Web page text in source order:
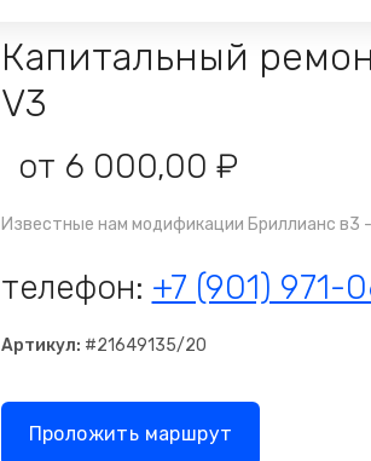
Капитальный
V3
от 6 000,00 ₽
Известные нам модификации Бриллианс в3 -
телефон: +7 (901) 971-
Артикул: #21649135/20
Проложить маршрут